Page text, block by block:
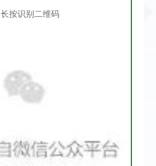
长按识别二维码